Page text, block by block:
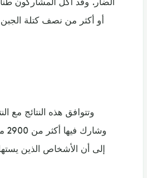
أو أكثر من نصف كتلة الجبن
وتتوافق هذه النتائج مع
إلى أن الأشخاص الذين